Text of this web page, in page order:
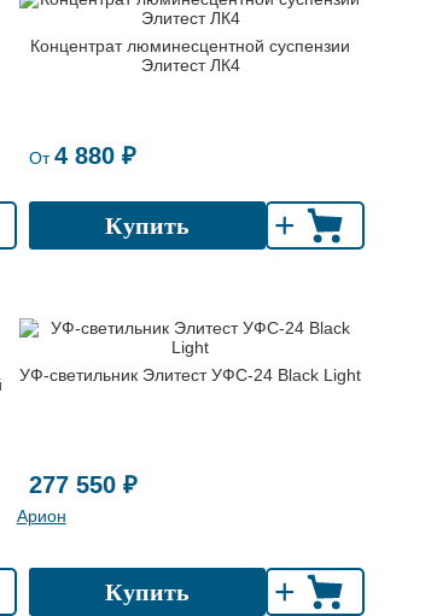
Концентрат люминесцентной суспензии
Элитест ЛК4
От4 880 ₽
Купить +
УФ-светильник Элитест УФС-24 Black Light
277 550 ₽
Арион
Купить +